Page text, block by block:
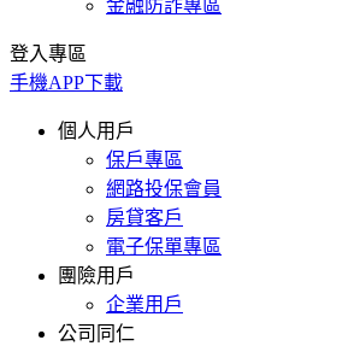
金融防詐專區
登入專區
手機APP下載
個人用戶
保戶專區
網路投保會員
房貸客戶
電子保單專區
團險用戶
企業用戶
公司同仁